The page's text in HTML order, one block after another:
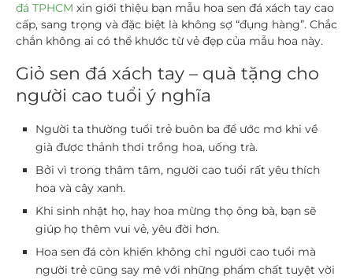
đá TPHCM xin giới thiệu bạn mẫu hoa sen đá xách tay cao
cấp, sang trọng và đặc biệt là không sợ “đụng hàng”. Chắc
chắn không ai có thể khước từ vẻ đẹp của mẫu hoa này.
Giỏ sen đá xách tay – quà tặng cho
người cao tuổi ý nghĩa
Người ta thường tuổi trẻ buôn ba để ước mơ khi về
già được thảnh thơi trồng hoa, uống trà.
Bởi vì trong thâm tâm, người cao tuổi rất yêu thích
hoa và cây xanh.
Khi sinh nhật họ, hay hoa mừng thọ ông bà, bạn sẽ
giúp họ thêm vui vẻ, yêu đời hơn.
Hoa sen đá còn khiến không chỉ người cao tuổi mà
người trẻ cũng say mê với những phẩm chất tuyệt vời